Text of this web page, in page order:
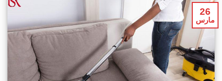
26
مارس